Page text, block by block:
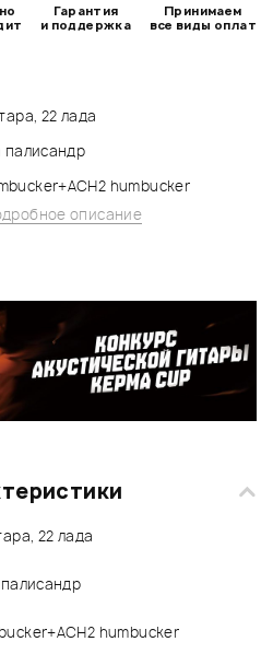
22 лада
палисандр
humbucker
описание
Гарантия
и поддержка
Принимаем
все виды оплат
22 лада
humbucker